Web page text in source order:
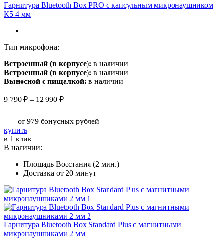
Гарнитура Bluetooth Box PRO с капсульным микронаушником
К5 4 мм
Тип микрофона:
Встроенный (в корпусе): в наличии
Встроенный (в корпусе): в наличии
Выносной с пищалкой: в наличии
9 790 ₽ – 12 990 ₽Диапазон
790 ₽
от 979 бонусных рублей
купитьЭтот
товар
имеет
вариаций.
Опции
выбрать
на
странице
товара.
в 1 клик
В наличии:
Площадь Восстания (2 мин.)
Доставка от 20 минут
Гарнитура Bluetooth Box Standard Plus с магнитными
микронаушниками 2 мм